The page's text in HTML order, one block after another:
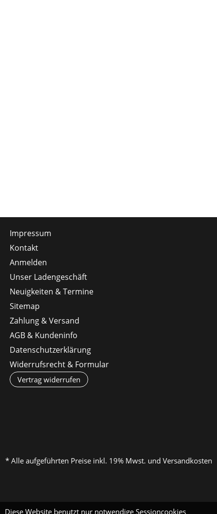
Diese Website benutzt nur notwendige Sessioncookies
Impressum
Kontakt
Anmelden
Unser Ladengeschäft
Neuigkeiten & Termine
Sitemap
Zahlung & Versand
AGB & Kundeninfo
Datenschutzerklärung
Widerrufsrecht & Formular
Vertrag widerrufen
* Alle aufgeführten Preise inkl. 19% Mwst. und Versandkosten